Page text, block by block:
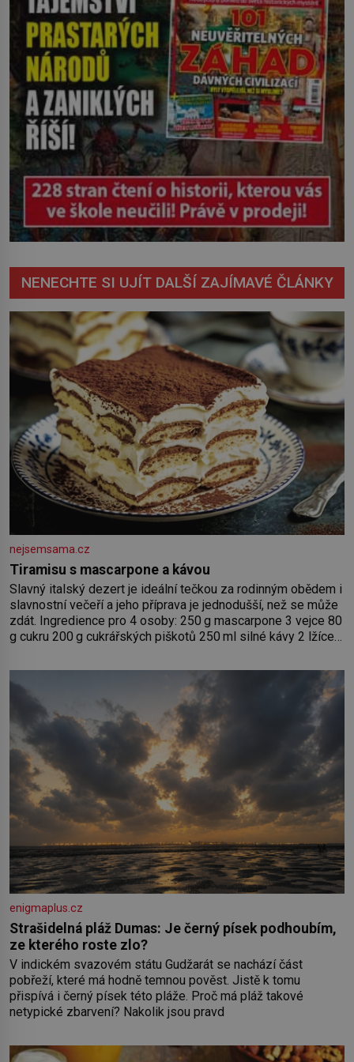
NENECHTE SI UJÍT DALŠÍ ZAJÍMAVÉ ČLÁNKY
nejsemsama.cz
Tiramisu s mascarpone a kávou
Slavný italský dezert je ideální tečkou za rodinným obědem i
slavnostní večeří a jeho příprava je jednodušší, než se může
zdát. Ingredience pro 4 osoby: 250 g mascarpone 3 vejce 80
g cukru 200 g cukrářských piškotů 250 ml silné kávy 2 lžíce
bílků. Žloutky vyšlehejte s cukrem do světlé pěny a postupně
do nich vmíchejte mascarpone, aby vznikl hladký
enigmaplus.cz
Strašidelná pláž Dumas: Je černý písek podhoubím,
ze kterého roste zlo?
V indickém svazovém státu Gudžarát se nachází část
pobřeží, které má hodně temnou pověst. Jistě k tomu
přispívá i černý písek této pláže. Proč má pláž takové
netypické zbarvení? Nakolik jsou pravd